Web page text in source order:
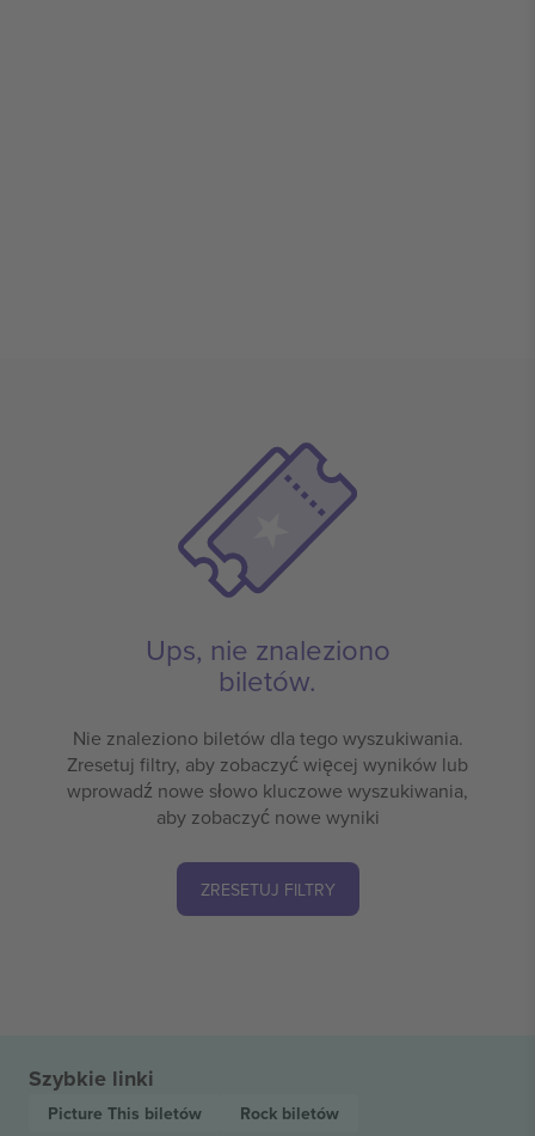
Ups, nie znaleziono
biletów.
Nie znaleziono biletów dla tego wyszukiwania.
Zresetuj filtry, aby zobaczyć więcej wyników lub
wprowadź nowe słowo kluczowe wyszukiwania,
aby zobaczyć nowe wyniki
ZRESETUJ FILTRY
Szybkie linki
Picture This biletów Rock biletów